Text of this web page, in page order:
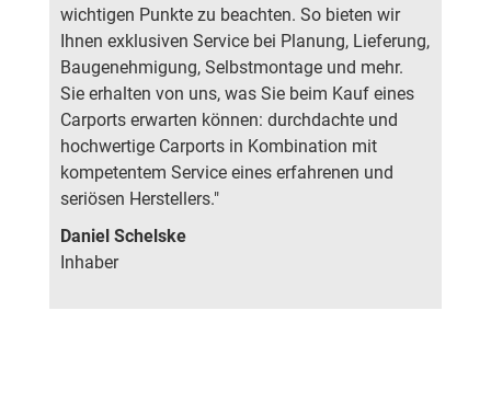
wichtigen Punkte zu beachten. So bieten wir
Ihnen exklusiven Service bei Planung, Lieferung,
Baugenehmigung, Selbstmontage und mehr.
Sie erhalten von uns, was Sie beim Kauf eines
Carports erwarten können: durchdachte und
hochwertige Carports in Kombination mit
kompetentem Service eines erfahrenen und
seriösen Herstellers."
Daniel Schelske
Inhaber